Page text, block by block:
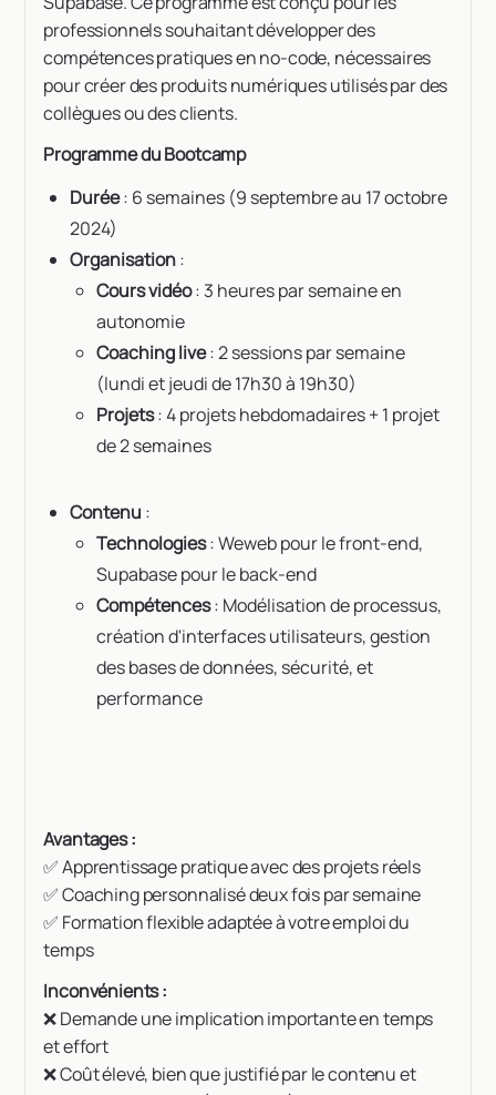
professionnels souhaitant développer des
compétences pratiques en no-code, nécessaires
pour créer des produits numériques utilisés par des
collègues ou des clients.
Programme du Bootcamp
Durée: 6 semaines (9 septembre au 17 octobre
2024)
Organisation:
Cours vidéo: 3 heures par semaine en
autonomie
Coaching live: 2 sessions par semaine
(lundi et jeudi de 17h30 à 19h30)
Projets: 4 projets hebdomadaires + 1 projet
de 2 semaines
Contenu :
Technologies: Weweb pour le front-end,
Supabase pour le back-end
Compétences: Modélisation de processus,
création d'interfaces utilisateurs, gestion
des bases de données, sécurité, et
performance
Avantages :
✅ Apprentissage pratique avec des projets réels
✅ Coaching personnalisé deux fois par semaine
✅ Formation flexible adaptée à votre emploi du
temps
Inconvénients :
❌ Demande une implication importante en temps
et effort
❌ Coût élevé, bien que justifié par le contenu et